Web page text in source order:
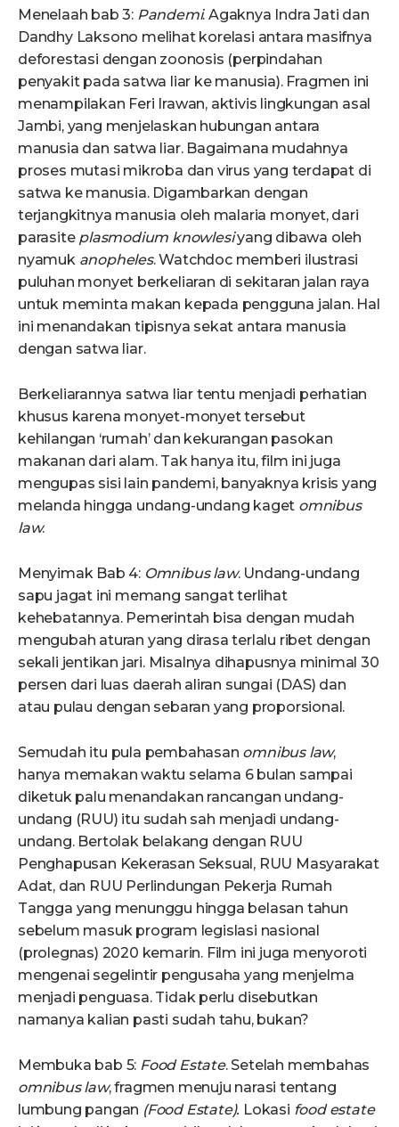
Menelaah bab 3: Pandemi. Agaknya Indra Jati dan
Dandhy Laksono melihat korelasi antara masifnya
deforestasi dengan zoonosis (perpindahan
penyakit pada satwa liar ke manusia). Fragmen ini
menampilakan Feri Irawan, aktivis lingkungan asal
Jambi, yang menjelaskan hubungan antara
manusia dan satwa liar. Bagaimana mudahnya
proses mutasi mikroba dan virus yang terdapat di
satwa ke manusia. Digambarkan dengan
terjangkitnya manusia oleh malaria monyet, dari
parasite plasmodium knowlesiyang dibawa oleh
nyamuk anopheles. Watchdoc memberi ilustrasi
puluhan monyet berkeliaran di sekitaran jalan raya
untuk meminta makan kepada pengguna jalan. Hal
ini menandakan tipisnya sekat antara manusia
dengan satwa liar.
Berkeliarannya satwa liar tentu menjadi perhatian
khusus karena monyet-monyet tersebut
kehilangan ‘rumah’ dan kekurangan pasokan
makanan dari alam. Tak hanya itu, film ini juga
mengupas sisi lain pandemi, banyaknya krisis yang
melanda hingga undang-undang kaget omnibus
law.
Menyimak Bab 4: Omnibus law. Undang-undang
sapu jagat ini memang sangat terlihat
kehebatannya. Pemerintah bisa dengan mudah
mengubah aturan yang dirasa terlalu ribet dengan
sekali jentikan jari. Misalnya dihapusnya minimal 30
persen dari luas daerah aliran sungai (DAS) dan
atau pulau dengan sebaran yang proporsional.
Semudah itu pula pembahasan omnibus law,
hanya memakan waktu selama 6 bulan sampai
diketuk palu menandakan rancangan undang-
undang (RUU) itu sudah sah menjadi undang-
undang. Bertolak belakang dengan RUU
Penghapusan Kekerasan Seksual, RUU Masyarakat
Adat, dan RUU Perlindungan Pekerja Rumah
Tangga yang menunggu hingga belasan tahun
sebelum masuk program legislasi nasional
(prolegnas) 2020 kemarin. Film ini juga menyoroti
mengenai segelintir pengusaha yang menjelma
menjadi penguasa. Tidak perlu disebutkan
namanya kalian pasti sudah tahu, bukan?
Membuka bab 5: Food Estate. Setelah membahas
omnibus law, fragmen menuju narasi tentang
lumbung pangan (Food Estate). Lokasi food estate